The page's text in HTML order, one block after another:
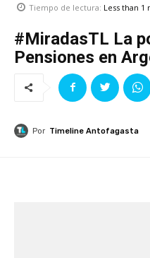
Tiempo de lectura: Less than 1
#MiradasTL La
Pensiones en
Por Timeline Antofagasta